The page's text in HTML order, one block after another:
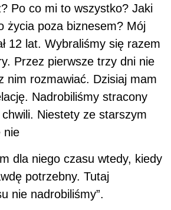
Po co mi to wszystko? Jaki
życia poza biznesem? Mój
12 lat. Wybraliśmy się razem
Przez pierwsze trzy dni nie
nim rozmawiać. Dzisiaj mam
Nadrobiliśmy stracony
Niestety ze starszym
nie
dla niego czasu wtedy, kiedy
potrzebny. Tutaj
nie nadrobiliśmy”.